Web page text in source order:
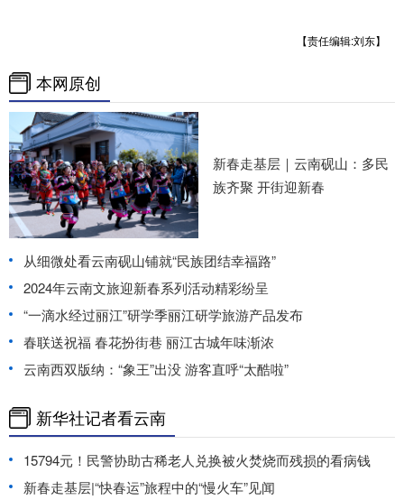
【责任编辑:刘东】
本网原创
新春走基层｜云南砚山：多民
族齐聚 开街迎新春
从细微处看云南砚山铺就“民族团结幸福路”
2024年云南文旅迎新春系列活动精彩纷呈
“一滴水经过丽江”研学季丽江研学旅游产品发布
春联送祝福 春花扮街巷 丽江古城年味渐浓
云南西双版纳：“象王”出没 游客直呼“太酷啦”
新华社记者看云南
15794元！民警协助古稀老人兑换被火焚烧而残损的看病钱
新春走基层|“快春运”旅程中的“慢火车”见闻